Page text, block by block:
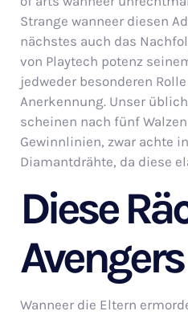
Strange wanneer diesen
nächstes auch das
von Playtech potenz
jedweder besonderen
Anerkennung. Unser
scheinen nach fünf
Gewinnlinien, zwar achte
Diamantdrähte, da diese
Diese
Avengers
Wanneer die Eltern